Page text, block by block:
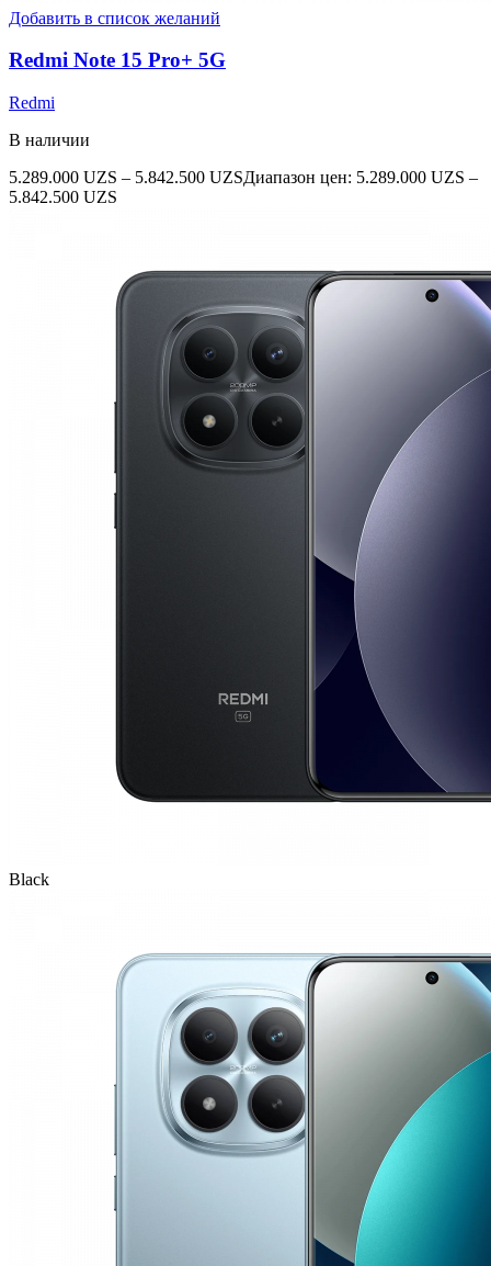
Добавить в список желаний
Redmi Note 15 Pro+ 5G
Redmi
В наличии
5.289.000 UZS – 5.842.500 UZSДиапазон цен: 5.289.000 UZS –
5.842.500 UZS
Black